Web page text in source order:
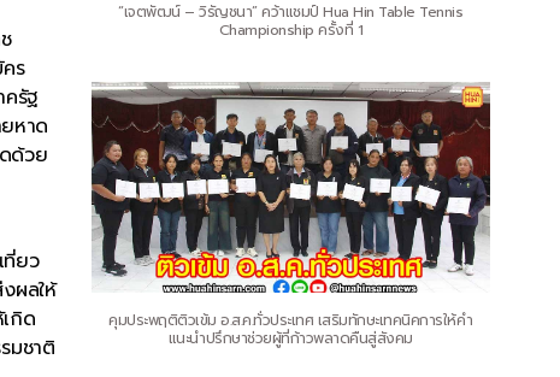
ร
รัฐ
หาด
ด้วย
ที่ยว
ผลให้
กิด
มชาติ
“เจตพัฒน์ – วิรัญชนา” คว้าแชมป์ Hua Hin Table Tennis
Championship ครั้งที่ 1
คุมประพฤติติวเข้ม อ.ส.ค.ทั่วประเทศ เสริมทักษะเทคนิคการให้คำ
แนะนำปรึกษาช่วยผู้ที่ก้าวพลาดคืนสู่สังคม